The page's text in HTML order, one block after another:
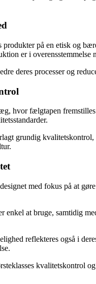
produkter på en etisk og
er i overensstemmelse
deres processer og
hvor fælgtapen
grundig
med fokus på at
enkel at bruge, samtidig
reflekteres også i
kvalitetskontrol